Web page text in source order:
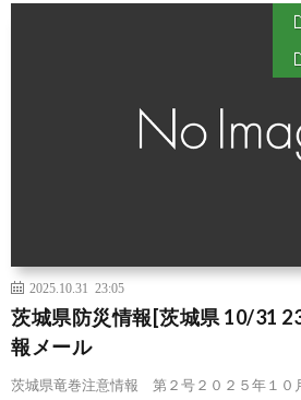
2025.10.31 23:05
茨城県防災情報[茨城県 10/31
報メール
茨城県竜巻注意情報 第２号２０２５年１